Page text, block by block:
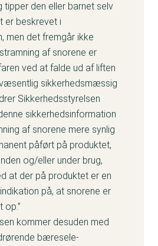
tipper den eller barnet selv
er beskrevet i
men det fremgår ikke
af snorene er
ved at falde ud af liften
sikkerhedsmæssig
Sikkerhedsstyrelsen
sikkerhedsinformation
af snorene mere synlig
påført på produktet,
og/eller under brug,
at der på produktet er en
på, at snorene er
op.”
kommer desuden med
bæresele-